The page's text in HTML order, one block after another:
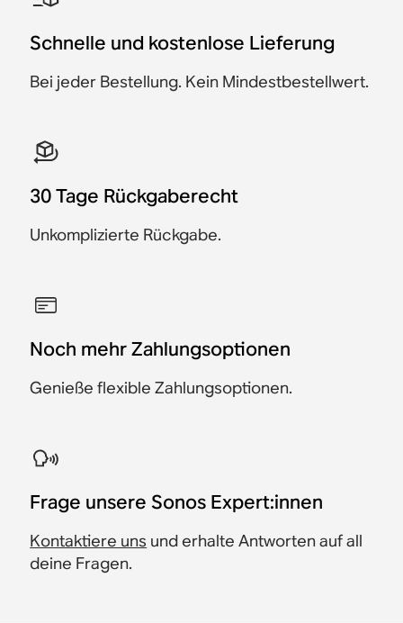
Spare € 75
€ 568
€ 1.856 € 1.956
Spare € 150
Spare € 60
Schnelle und kostenlose Lieferung
Bei jeder Bestellung. Kein Mindestbestellwert.
30 Tage Rückgaberecht
Unkomplizierte Rückgabe.
Noch mehr Zahlungsoptionen
Genieße flexible Zahlungsoptionen.
​Frage unsere Sonos Expert:innen
Kontaktiere uns und erhalte Antworten auf all
deine Fragen.